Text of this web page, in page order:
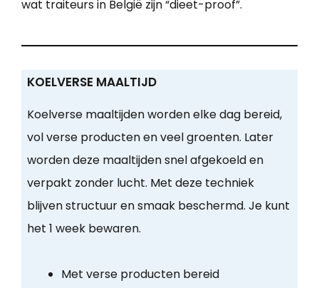
wat traiteurs in België zijn “dieet-proof”.
KOELVERSE MAALTIJD
Koelverse maaltijden worden elke dag bereid,
vol verse producten en veel groenten. Later
worden deze maaltijden snel afgekoeld en
verpakt zonder lucht. Met deze techniek
blijven structuur en smaak beschermd. Je kunt
het 1 week bewaren.
Met verse producten bereid